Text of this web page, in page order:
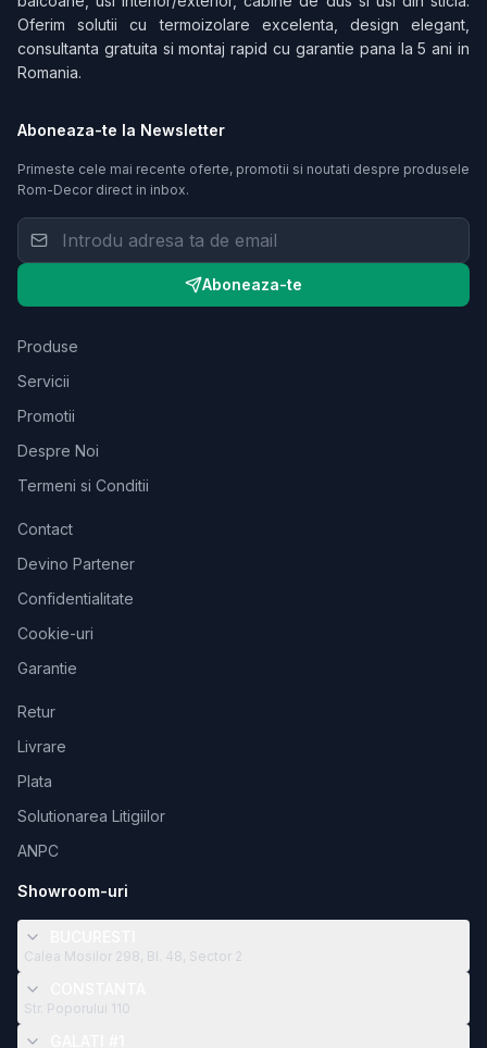
Oferim solutii cu termoizolare excelenta, design elegant,
consultanta gratuita si montaj rapid cu garantie pana la 5 ani in
Romania.
Aboneaza-te la Newsletter
Primeste cele mai recente oferte, promotii si noutati despre produsele
Rom-Decordirect in inbox.
Aboneaza-te
Produse
Servicii
Promotii
Despre Noi
Termeni si Conditii
Contact
Devino Partener
Confidentialitate
Cookie-uri
Garantie
Retur
Livrare
Plata
Solutionarea Litigiilor
ANPC
Showroom-uri
Calea Mosilor 298, Bl. 48, Sector 2
Str. Poporului 110